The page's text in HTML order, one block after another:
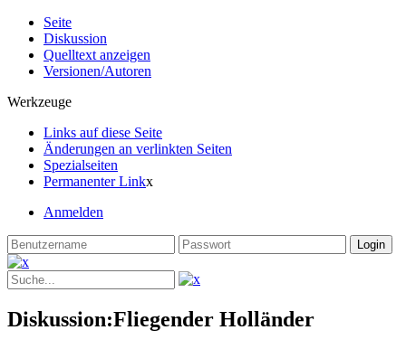
Seite
Diskussion
Quelltext anzeigen
Versionen/Autoren
Werkzeuge
Links auf diese Seite
Änderungen an verlinkten Seiten
Spezialseiten
Permanenter Linkx
Anmelden
Diskussion:Fliegender Holländer